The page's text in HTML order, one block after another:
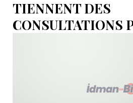
TIENNENT DES
CONSULTATIONS